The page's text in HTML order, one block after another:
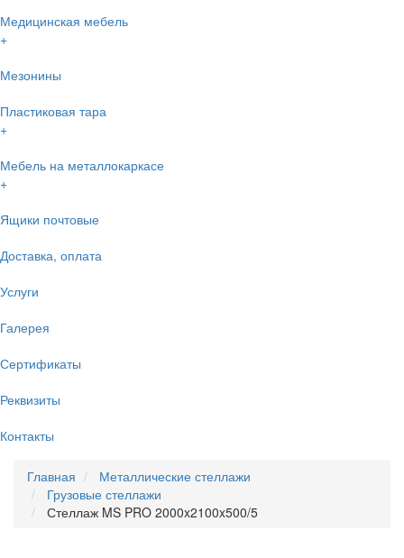
Медицинская мебель
+
Мезонины
Пластиковая тара
+
Мебель на металлокаркасе
+
Ящики почтовые
Доставка, оплата
Услуги
Галерея
Сертификаты
Реквизиты
Контакты
Главная
Металлические стеллажи
Грузовые стеллажи
Стеллаж MS PRO 2000x2100x500/5